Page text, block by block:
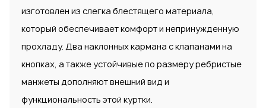
изготовлен из слегка блестящего материала,
который обеспечивает комфорт и непринужденную
прохладу. Два наклонных кармана с клапанами на
кнопках, а также устойчивые по размеру ребристые
манжеты дополняют внешний вид и
функциональность этой куртки.